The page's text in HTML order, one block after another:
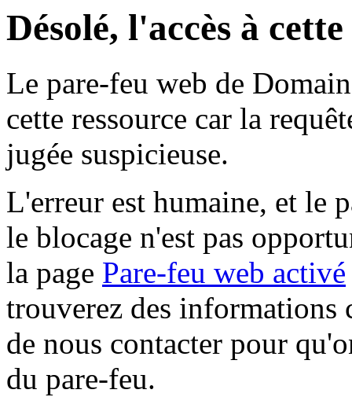
Désolé, l'accès à
Le pare-feu web de
cette ressource car la
jugée suspicieuse.
L'erreur est humaine, et le
le blocage n'est pas
la page Pare-feu web activé
trouverez des informations
de nous contacter pour
du pare-feu.